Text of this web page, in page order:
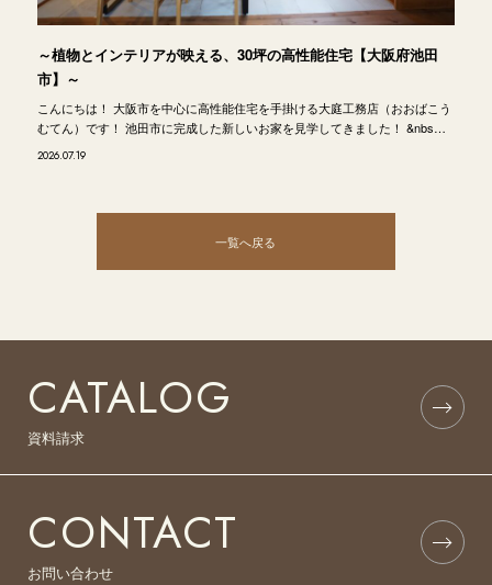
～植物とインテリアが映える、30坪の高性能住宅【大阪府池田
市】～
こんにちは！ 大阪市を中心に高性能住宅を手掛ける大庭工務店（おおばこう
むてん）です！ 池田市に完成した新しいお家を見学してきました！ &nbs…
2026.07.19
一覧へ戻る
CATALOG
資料請求
CONTACT
お問い合わせ